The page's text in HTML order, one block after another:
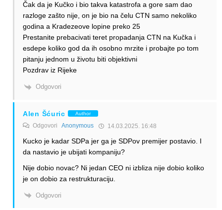
Čak da je Kučko i bio takva katastrofa a gore sam dao
razloge zašto nije, on je bio na čelu CTN samo nekoliko
godina a Kradezeove lopine preko 25
Prestanite prebacivati teret propadanja CTN na Kučka i
esdepe koliko god da ih osobno mrzite i probajte po tom
pitanju jednom u životu biti objektivni
Pozdrav iz Rijeke
Odgovori
Alen Šćuric Author
Odgovori Anonymous 14.03.2025. 16:48
Kucko je kadar SDPa jer ga je SDPov premijer postavio. I
da nastavio je ubijati kompaniju?
Nije dobio novac? Ni jedan CEO ni izbliza nije dobio koliko
je on dobio za restrukturaciju.
Odgovori